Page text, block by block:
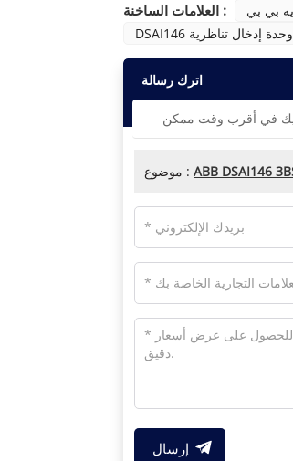
العلامات الساخنة :
DSAI146 وحدة إدخال تناظرية
اترك رسالة
موضوع :
إرسال